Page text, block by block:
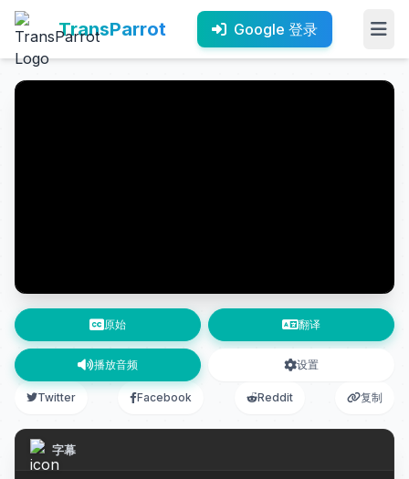
TransParrot Google 登录
原始 翻译
播放音频 设置
Twitter Facebook Reddit 复制
字幕